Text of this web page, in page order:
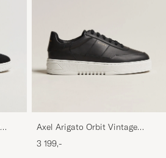
Axel Arigato Orbit Vintage
Sneaker Black
3 199,-